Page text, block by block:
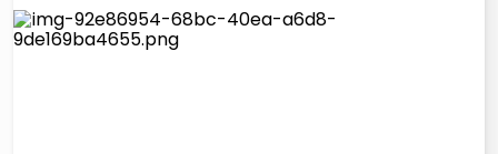
lucidatrice pavimenti
pattumiera raccolta differenziata